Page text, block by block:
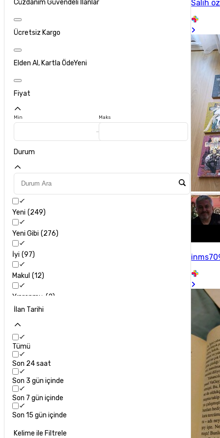
Cüzdanım Güvendeli İlanlar
Ücretsiz Kargo
Elden Al, Kartla ÖdeYeni
Fiyat
Min Maks
Durum
Yeni 249
Yeni Gibi 276
İyi 97
Makul 12
Yıpranmış
2
İlan Tarihi
Tümü
Son 24 saat
Son 3 gün içinde
Son 7 gün içinde
Son 15 gün içinde
Kelime ile Filtrele
Salih